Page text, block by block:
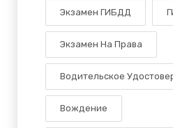
Экзамен ГИБДД
Экзамен На Права
Водительское
Вождение